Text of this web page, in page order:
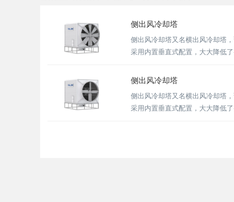
侧出风冷却塔
侧出风冷却塔又名横出风冷却塔
采用内置垂直式配置，大大降低
侧出风冷却塔
侧出风冷却塔又名横出风冷却塔
采用内置垂直式配置，大大降低